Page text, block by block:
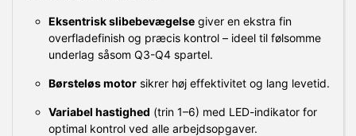
Eksentrisk slibebevægelse giver en ekstra fin
overfladefinish og præcis kontrol – ideel til følsomme
underlag såsom Q3-Q4 spartel.
Børsteløs motor sikrer høj effektivitet og lang levetid.
Variabel hastighed (trin 1–6) med LED-indikator for
optimal kontrol ved alle arbejdsopgaver.